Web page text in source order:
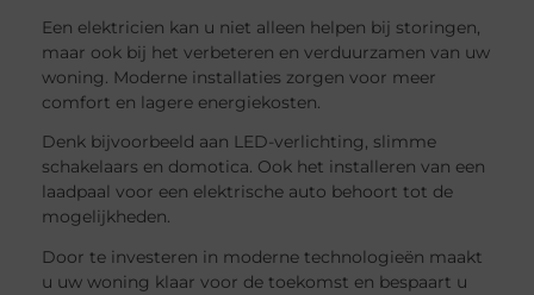
Een elektricien kan u niet alleen helpen bij storingen,
maar ook bij het verbeteren en verduurzamen van uw
woning. Moderne installaties zorgen voor meer
comfort en lagere energiekosten.
Denk bijvoorbeeld aan LED-verlichting, slimme
schakelaars en domotica. Ook het installeren van een
laadpaal voor een elektrische auto behoort tot de
mogelijkheden.
Door te investeren in moderne technologieën maakt
u uw woning klaar voor de toekomst en bespaart u